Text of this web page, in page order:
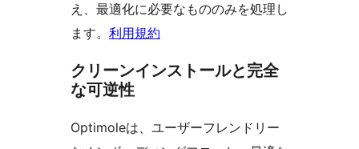
え、最適化に必要なもののみを処理し
ます。 利用規約
クリーンインストールと完全
な可逆性
Optimoleは、ユーザーフレンドリー